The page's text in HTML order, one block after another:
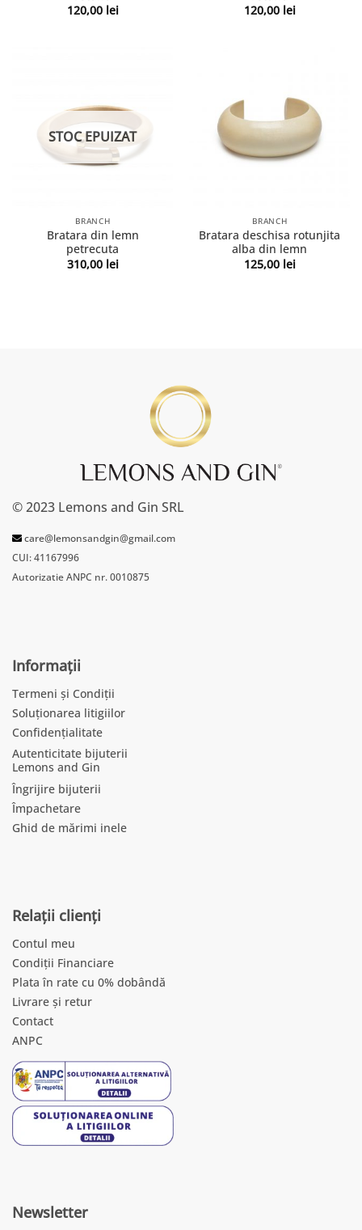
120,00 lei
120,00 lei
STOC EPUIZAT
BRANCH
Bratara din lemn
petrecuta
310,00 lei
BRANCH
Bratara deschisa rotunjita
alba din lemn
125,00 lei
© 2023 Lemons and Gin SRL
care@lemonsandgin@gmail.com
CUI: 41167996
Autorizatie ANPC nr. 0010875
Informații
Termeni și Condiții
Soluționarea litigiilor
Confidențialitate
Autenticitate bijuterii
Lemons and Gin
Îngrijire bijuterii
Împachetare
Ghid de mărimi inele
Relații clienți
Contul meu
Condiții Financiare
Plata în rate cu 0% dobândă
Livrare și retur
Contact
ANPC
Newsletter